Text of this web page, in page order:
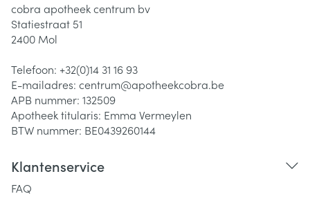
cobra apotheek centrum bv
Statiestraat 51
2400 Mol
Telefoon: +32(0)14 31 16 93
E-mailadres: centrum@apotheekcobra.be
APB nummer: 132509
Apotheek titularis: Emma Vermeylen
BTW nummer: BE0439260144
Klantenservice
FAQ